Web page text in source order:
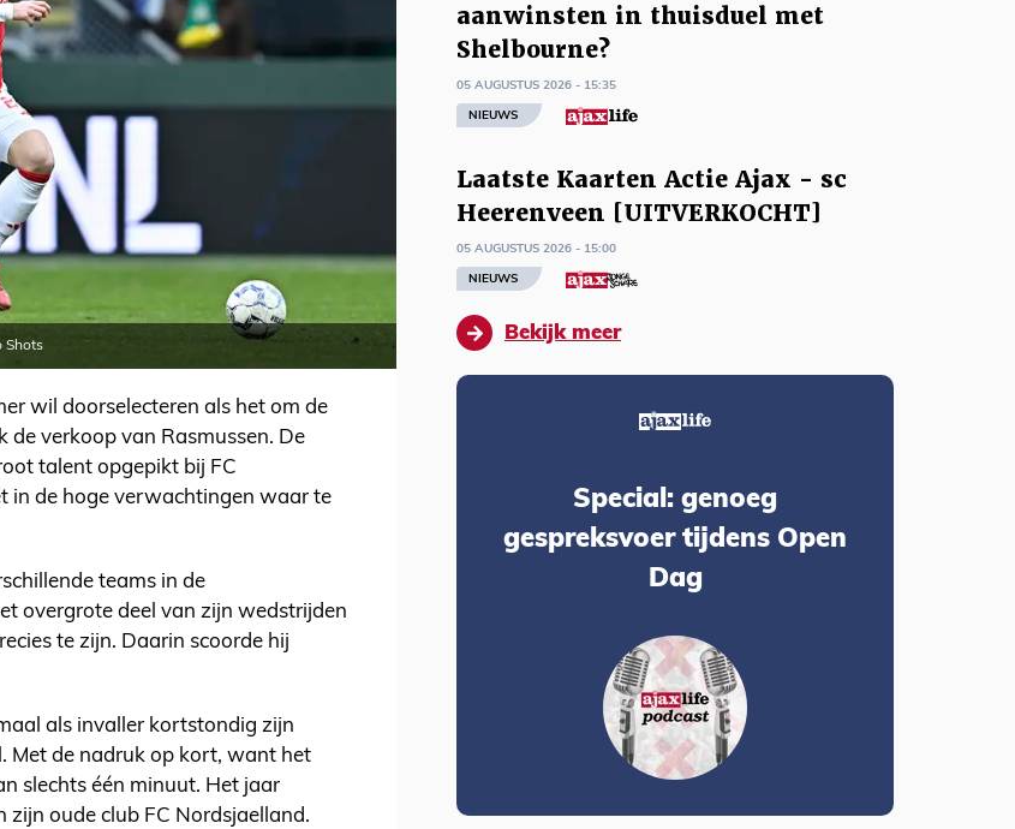
Shots
wil doorselecteren als het om de
verkoop van Rasmussen. De
talent opgepikt bij FC
in de hoge verwachtingen waar te
teams in de
overgrote deel van zijn wedstrijden
te zijn. Daarin scoorde hij
als invaller kortstondig zijn
Met de nadruk op kort, want het
slechts één minuut. Het jaar
oude club FC Nordsjaelland.
aanwinsten in thuisduel met
Shelbourne?
05 AUGUSTUS 2026 - 15:35
NIEUWS
Laatste Kaarten Actie Ajax - sc
Heerenveen [UITVERKOCHT]
05 AUGUSTUS 2026 - 15:00
NIEUWS
Bekijk meer
Special: genoeg
gespreksvoer tijdens Open
Dag